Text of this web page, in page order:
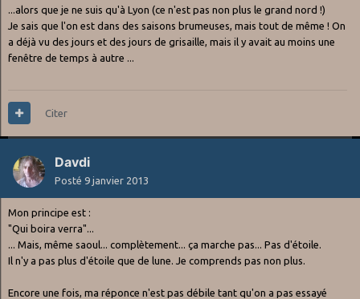
...alors que je ne suis qu'à Lyon (ce n'est pas non plus le grand nord !)
Je sais que l'on est dans des saisons brumeuses, mais tout de même ! On
a déjà vu des jours et des jours de grisaille, mais il y avait au moins une
fenêtre de temps à autre ...
Citer
Davdi
Posté 9 janvier 2013
Mon principe est :
"Qui boira verra"...
... Mais, même saoul... complètement... ça marche pas... Pas d'étoile.
Il n'y a pas plus d'étoile que de lune. Je comprends pas non plus.
Encore une fois, ma réponce n'est pas débile tant qu'on a pas essayé